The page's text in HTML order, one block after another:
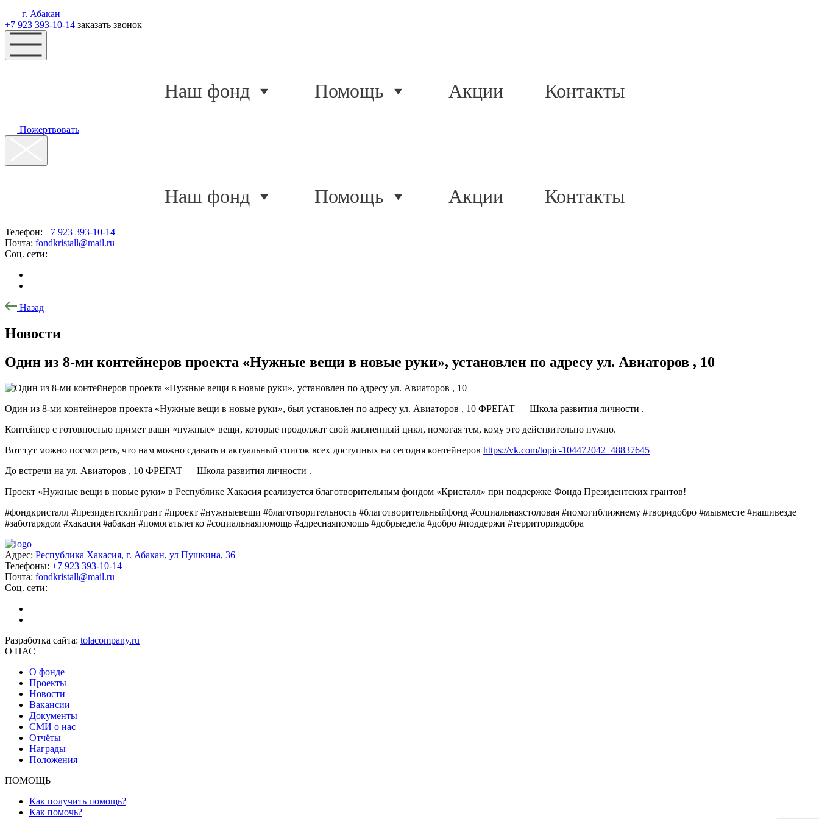
г. Абакан
+7 923 393-10-14 заказать звонок
Наш фонд Помощь Акции Контакты
Пожертвовать
Наш фонд Помощь Акции Контакты
Телефон: +7 923 393-10-14
Почта: fondkristall@mail.ru
Соц. сети:
Назад
Новости
Один из 8-ми контейнеров проекта «Нужные вещи в новые руки», установлен по адресу ул. Авиаторов , 10
Один из 8-ми контейнеров проекта «Нужные вещи в новые руки», был установлен по адресу ул. Авиаторов , 10 ФРЕГАТ — Школа развития личности .
Контейнер с готовностью примет ваши «нужные» вещи, которые продолжат свой жизненный цикл, помогая тем, кому это действительно нужно.
Вот тут можно посмотреть, что нам можно сдавать и актуальный список всех доступных на сегодня контейнеров https://vk.com/topic-104472042_48837645
До встречи на ул. Авиаторов , 10 ФРЕГАТ — Школа развития личности .
Проект «Нужные вещи в новые руки» в Республике Хакасия реализуется благотворительным фондом «Кристалл» при поддержке Фонда Президентских грантов!
#фондкристалл #президентскийгрант #проект #нужныевещи #благотворительность #благотворительныйфонд #социальнаястоловая #помогиближнему #творидобро #мывместе #нашивезде
#заботарядом #хакасия #абакан #помогатьлегко #социальнаяпомощь #адреснаяпомощь #добрыедела #добро #поддержи #территориядобра
Адрес: Республика Хакасия, г. Абакан, ул Пушкина, 36
Телефоны: +7 923 393-10-14
Почта: fondkristall@mail.ru
Соц. сети:
Разработка сайта: tolacompany.ru
О НАС
О фонде
Проекты
Новости
Вакансии
Документы
СМИ о нас
Отчёты
Награды
Положения
ПОМОЩЬ
Как получить помощь?
Как помочь?